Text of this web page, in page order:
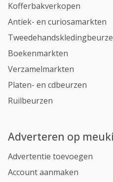
Kofferbakverkopen
Antiek- en curiosamarkten
Boekenmarkten
Verzamelmarkten
Platen- en cdbeurzen
Ruilbeurzen
Adverteren op
Advertentie toevoegen
Account aanmaken